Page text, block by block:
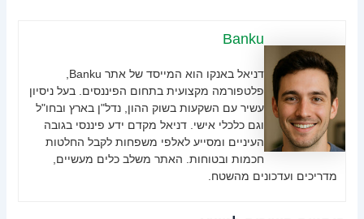
Banku
פלטפורמה מקצועית בתחום הפיננסים. בעל ניסיון
עשיר עם השקעות בשוק ההון, נדל"ן בארץ ובחו"ל
וגם כלכלי אישי. דניאל מקדם ידע פיננסי בגובה
העיניים ומסייע לאלפי משפחות לקבל החלטות
חכמות ובטוחות. האתר משלב כלים מעשיים,
מדריכים ועדכונים מהשטח.